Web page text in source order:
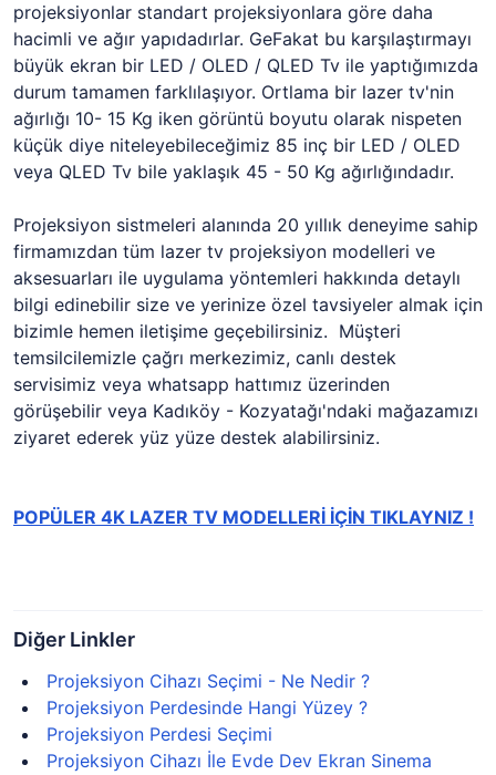
projeksiyonlar standart projeksiyonlara göre daha
hacimli ve ağır yapıdadırlar. GeFakat bu karşılaştırmayı
büyük ekran bir LED / OLED / QLED Tv ile yaptığımızda
durum tamamen farklılaşıyor. Ortlama bir lazer tv'nin
ağırlığı 10- 15 Kg iken görüntü boyutu olarak nispeten
küçük diye niteleyebileceğimiz 85 inç bir LED / OLED
veya QLED Tv bile yaklaşık 45 - 50 Kg ağırlığındadır.
Projeksiyon sistmeleri alanında 20 yıllık deneyime sahip
firmamızdan tüm lazer tv projeksiyon modelleri ve
aksesuarları ile uygulama yöntemleri hakkında detaylı
bilgi edinebilir size ve yerinize özel tavsiyeler almak için
bizimle hemen iletişime geçebilirsiniz. Müşteri
temsilcilemizle çağrı merkezimiz, canlı destek
servisimiz veya whatsapp hattımız üzerinden
görüşebilir veya Kadıköy - Kozyatağı'ndaki mağazamızı
ziyaret ederek yüz yüze destek alabilirsiniz.
POPÜLER 4K LAZER TV MODELLERİ İÇİN TIKLAYNIZ !
Diğer Linkler
Projeksiyon Cihazı Seçimi - Ne Nedir ?
Projeksiyon Perdesinde Hangi Yüzey ?
Projeksiyon Perdesi Seçimi
Projeksiyon Cihazı İle Evde Dev Ekran Sinema